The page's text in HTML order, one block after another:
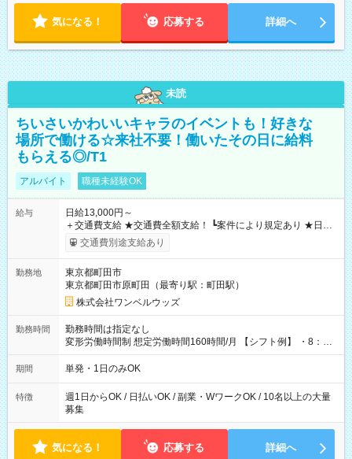
気になる！ 応募する 詳細へ
未読
ちいさいかわいいキャラのイベントも！好きな
場所で働ける☆来社不要！働いたその日に給料
もらえる◎/T1
アルバイト 職種未経験OK
給与
日給13,000円～
＋交通費支給 ★交通費全額支給！ ┗案件により規定あり ★日払
いOK！（規定あり） ┗働いたその日に現金GET♪ お仕事後はコ
ンビニATMから 日払い分を引き落とせます！ 【試用期間】試
交通費別途支給あり
勤務地
東京都町田市
東京都町田市原町田（最寄り駅：町田駅）
株式会社ワンベルウッズ
勤務時間
勤務時間は指定なし
変形労働時間制 想定労働時間160時間/月 【シフト例】 ・8：00
～21：00
期間 単発・1日のみOK
特徴
週1日からOK / 日払いOK / 副業・WワークOK / 10名以上の大量
募集
気になる！ 応募する 詳細へ